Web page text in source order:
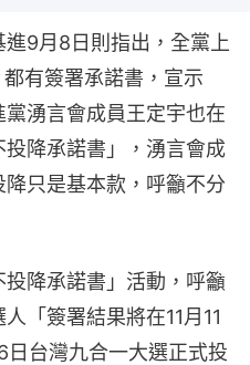
9月8日則指出，全黨上
有簽署承諾書，宣示
黨湧言會成員王定宇也在
降承諾書」，湧言會成
只是基本款，呼籲不分
降承諾書」活動，呼籲
「簽署結果將在11月11
日台灣九合一大選正式投